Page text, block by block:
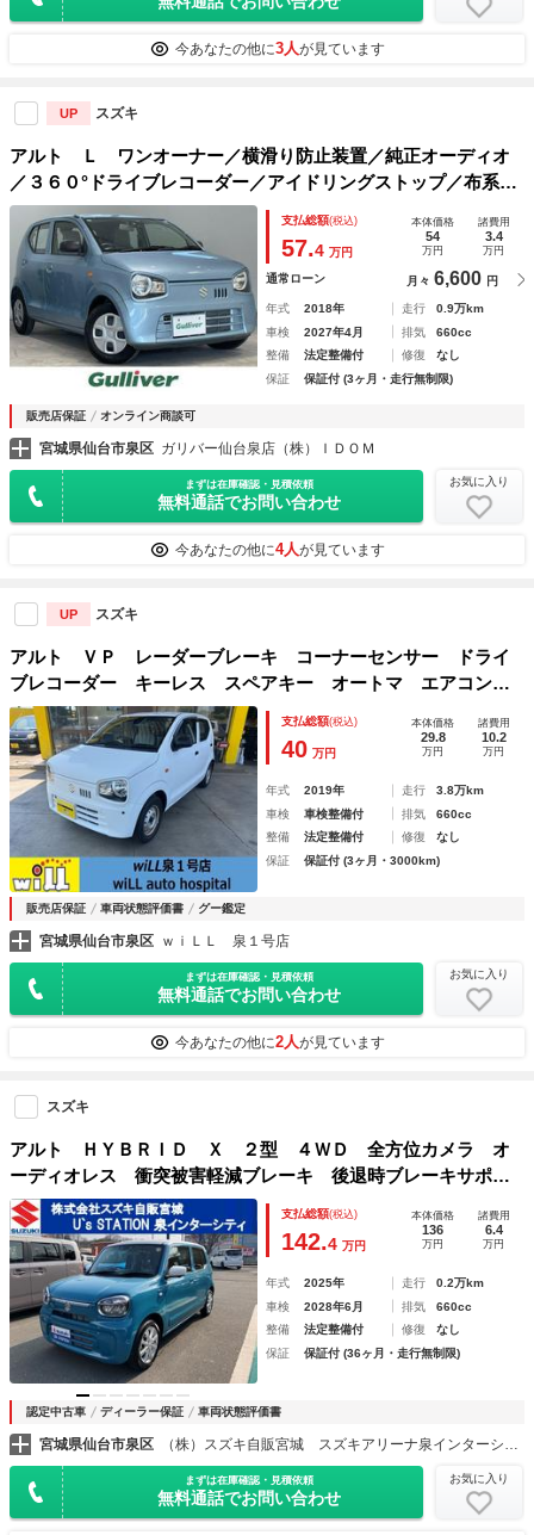
今あなたの他に3人が見ています
UP スズキ
アルト Ｌ ワンオーナー／横滑り防止装置／純正オーディオ
／３６０°ドライブレコーダー／アイドリングストップ／布系シ
ート／シートヒーター（運転席）／リモコンキー／社外フロア
マット／ＡＵＸ／ドリンクホルダー
支払総額(税込)
57.4 万円
本体価格
54
万円
諸費用
3.4
万円
通常ローン 月々 6,600 円
年式 2018年 走行
0.9万km
車検
2027年4月 排気
660cc
整備
法定整備付 修復
なし
保証
保証付 (3ヶ月・走行無制限)
販売店保証 オンライン商談可
宮城県仙台市泉区 ガリバー仙台泉店（株）ＩＤＯＭ
まずは在庫確認・見積依頼
無料通話でお問い合わせ
お気に入り
今あなたの他に4人が見ています
UP スズキ
アルト ＶＰ レーダーブレーキ コーナーセンサー ドライ
ブレコーダー キーレス スペアキー オートマ エアコン
ドアバイザー 横滑り防止機能
支払総額(税込)
40 万円
本体価格
29.8
万円
諸費用
10.2
万円
年式 2019年 走行
3.8万km
車検
車検整備付 排気
660cc
整備
法定整備付 修復
なし
保証
保証付 (3ヶ月・3000km)
販売店保証 車両状態評価書 グー鑑定
宮城県仙台市泉区 ｗｉＬＬ 泉１号店
まずは在庫確認・見積依頼
無料通話でお問い合わせ
お気に入り
今あなたの他に2人が見ています
スズキ
アルト ＨＹＢＲＩＤ Ｘ ２型 ４ＷＤ 全方位カメラ オ
ーディオレス 衝突被害軽減ブレーキ 後退時ブレーキサポー
ト 前後誤発進抑制機能
支払総額(税込)
142.4 万円
本体価格
136
万円
諸費用
6.4
万円
年式 2025年 走行
0.2万km
車検
2028年6月 排気
660cc
整備
法定整備付 修復
なし
保証
保証付 (36ヶ月・走行無制限)
認定中古車 ディーラー保証 車両状態評価書
宮城県仙台市泉区 （株）スズキ自販宮城 スズキアリーナ泉インターシティー／Ｕ’ｓＳＴＡＴＩＯＮ泉インターシティー
まずは在庫確認・見積依頼
無料通話でお問い合わせ
お気に入り